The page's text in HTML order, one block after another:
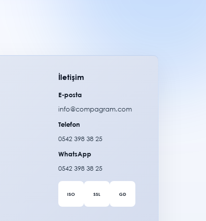
İletişim
E-posta
info@compagram.com
Telefon
0542 398 38 25
WhatsApp
0542 398 38 25
ISO SSL GD